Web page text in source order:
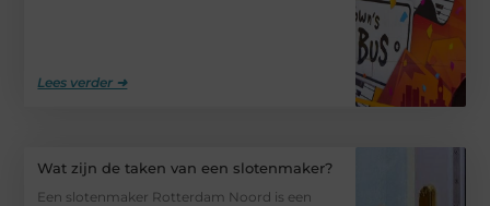
Lees verder ➜
Wat zijn de taken van een slotenmaker?
Een slotenmaker Rotterdam Noord is een